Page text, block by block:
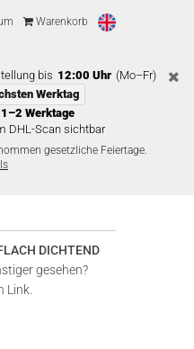
Warenkorb
bis 12:00 Uhr (Mo–Fr)
Werktag
1–2 Werktage
DHL-Scan sichtbar
gesetzliche Feiertage.
DICHTEND
gesehen?
Link.